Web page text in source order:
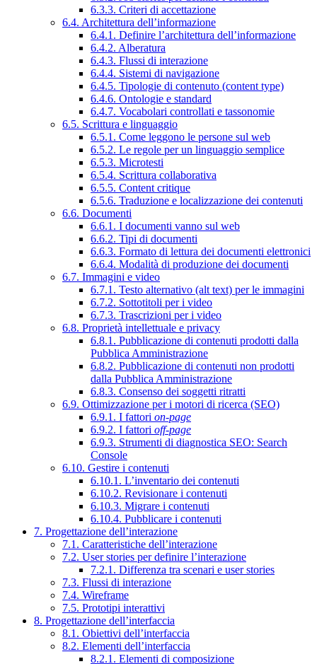
6.3.3. Criteri di accettazione
6.4. Architettura dell’informazione
6.4.1. Definire l’architettura dell’informazione
6.4.2. Alberatura
6.4.3. Flussi di interazione
6.4.4. Sistemi di navigazione
6.4.5. Tipologie di contenuto (content type)
6.4.6. Ontologie e standard
6.4.7. Vocabolari controllati e tassonomie
6.5. Scrittura e linguaggio
6.5.1. Come leggono le persone sul web
6.5.2. Le regole per un linguaggio semplice
6.5.3. Microtesti
6.5.4. Scrittura collaborativa
6.5.5. Content critique
6.5.6. Traduzione e localizzazione dei contenuti
6.6. Documenti
6.6.1. I documenti vanno sul web
6.6.2. Tipi di documenti
6.6.3. Formato di lettura dei documenti elettronici
6.6.4. Modalità di produzione dei documenti
6.7. Immagini e video
6.7.1. Testo alternativo (alt text) per le immagini
6.7.2. Sottotitoli per i video
6.7.3. Trascrizioni per i video
6.8. Proprietà intellettuale e privacy
6.8.1. Pubblicazione di contenuti prodotti dalla
Pubblica Amministrazione
6.8.2. Pubblicazione di contenuti non prodotti
dalla Pubblica Amministrazione
6.8.3. Consenso dei soggetti ritratti
6.9. Ottimizzazione per i motori di ricerca (SEO)
6.9.1. I fattori on-page
6.9.2. I fattori off-page
6.9.3. Strumenti di diagnostica SEO: Search
Console
6.10. Gestire i contenuti
6.10.1. L’inventario dei contenuti
6.10.2. Revisionare i contenuti
6.10.3. Migrare i contenuti
6.10.4. Pubblicare i contenuti
7. Progettazione dell’interazione
7.1. Caratteristiche dell’interazione
7.2. User stories per definire l’interazione
7.2.1. Differenza tra scenari e user stories
7.3. Flussi di interazione
7.4. Wireframe
7.5. Prototipi interattivi
8. Progettazione dell’interfaccia
8.1. Obiettivi dell’interfaccia
8.2. Elementi dell’interfaccia
8.2.1. Elementi di composizione